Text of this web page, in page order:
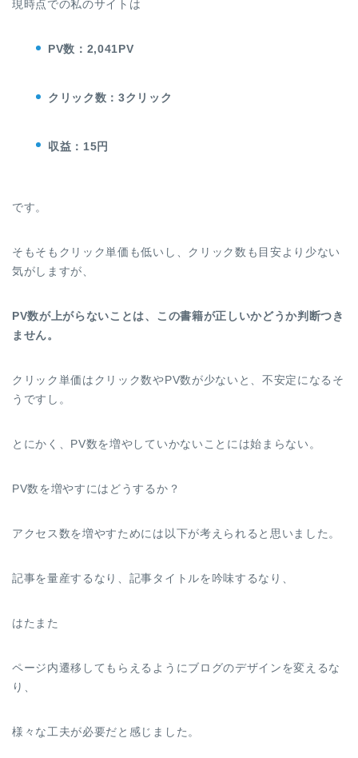
現時点での私のサイトは
PV数：2,041PV
クリック数：3クリック
収益：15円
です。
そもそもクリック単価も低いし、クリック数も目安より少ない
気がしますが、
PV数が上がらないことは、この書籍が正しいかどうか判断つき
ません。
クリック単価はクリック数やPV数が少ないと、不安定になるそ
うですし。
とにかく、PV数を増やしていかないことには始まらない。
PV数を増やすにはどうするか？
アクセス数を増やすためには以下が考えられると思いました。
記事を量産するなり、記事タイトルを吟味するなり、
はたまた
ページ内遷移してもらえるようにブログのデザインを変えるな
り、
様々な工夫が必要だと感じました。